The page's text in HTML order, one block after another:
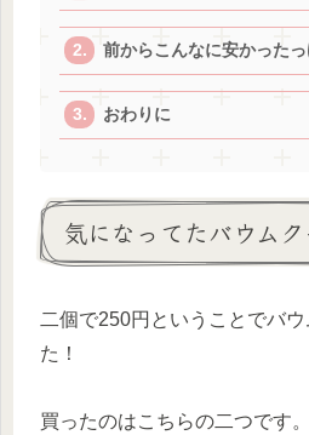
前からこんなに安かったっ
おわりに
気になってたバウム
二個で250円ということでバ
た！
買ったのはこちらの二つです。